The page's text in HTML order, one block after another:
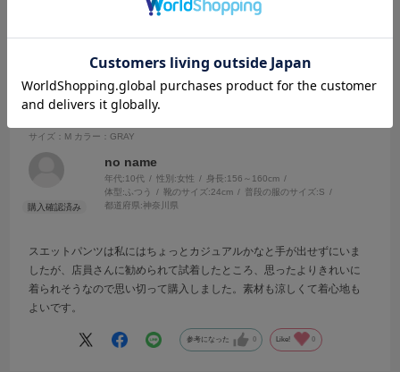
上品に着れるといいな
サイズ：M カラー：GRAY
no name
年代:10代 性別:女性 身長:156～160cm
体型: ふつう 靴のサイズ:24cm 普段の服のサイズ:S
都道府県:神奈川県
スエットパンツは私にはちょっとカジュアルかなと手が出せずにいま
したが、店員さんに勧められて試着したところ、思ったよりきれいに
着られそうなので思い切って購入しました。素材も涼しくて着心地も
よいです。
参考になった 0 Like! 0